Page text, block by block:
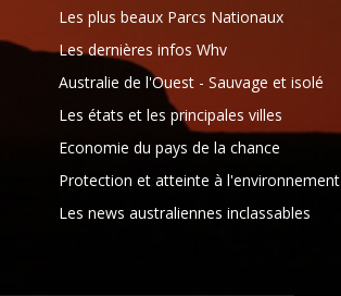
Les plus beaux Parcs Nationaux
Les dernières infos Whv
Australie de l'Ouest - Sauvage et isolé
Les états et les principales villes
Economie du pays de la chance
Protection et atteinte à l'environnement
Les news australiennes inclassables